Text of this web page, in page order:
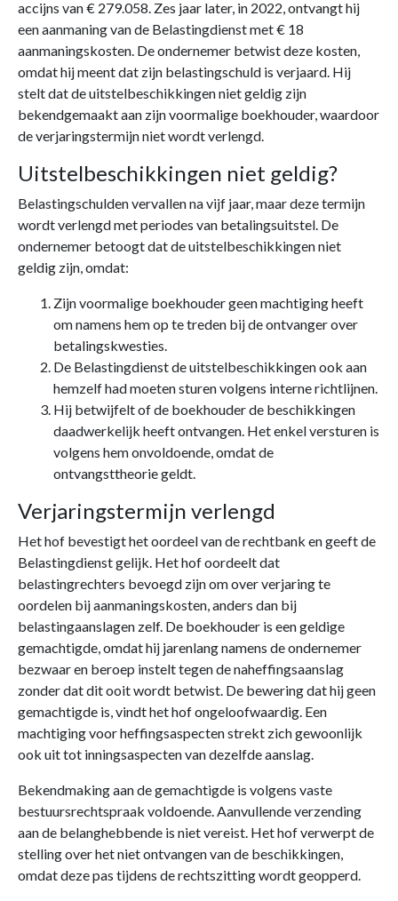
accijns van € 279.058. Zes jaar later, in 2022, ontvangt hij
een aanmaning van de Belastingdienst met € 18
aanmaningskosten. De ondernemer betwist deze kosten,
omdat hij meent dat zijn belastingschuld is verjaard. Hij
stelt dat de uitstelbeschikkingen niet geldig zijn
bekendgemaakt aan zijn voormalige boekhouder, waardoor
de verjaringstermijn niet wordt verlengd.
Uitstelbeschikkingen niet geldig?
Belastingschulden vervallen na vijf jaar, maar deze termijn
wordt verlengd met periodes van betalingsuitstel. De
ondernemer betoogt dat de uitstelbeschikkingen niet
geldig zijn, omdat:
Zijn voormalige boekhouder geen machtiging heeft
om namens hem op te treden bij de ontvanger over
betalingskwesties.
De Belastingdienst de uitstelbeschikkingen ook aan
hemzelf had moeten sturen volgens interne richtlijnen.
Hij betwijfelt of de boekhouder de beschikkingen
daadwerkelijk heeft ontvangen. Het enkel versturen is
volgens hem onvoldoende, omdat de
ontvangsttheorie geldt.
Verjaringstermijn verlengd
Het hof bevestigt het oordeel van de rechtbank en geeft de
Belastingdienst gelijk. Het hof oordeelt dat
belastingrechters bevoegd zijn om over verjaring te
oordelen bij aanmaningskosten, anders dan bij
belastingaanslagen zelf. De boekhouder is een geldige
gemachtigde, omdat hij jarenlang namens de ondernemer
bezwaar en beroep instelt tegen de naheffingsaanslag
zonder dat dit ooit wordt betwist. De bewering dat hij geen
gemachtigde is, vindt het hof ongeloofwaardig. Een
machtiging voor heffingsaspecten strekt zich gewoonlijk
ook uit tot inningsaspecten van dezelfde aanslag.
Bekendmaking aan de gemachtigde is volgens vaste
bestuursrechtspraak voldoende. Aanvullende verzending
aan de belanghebbende is niet vereist. Het hof verwerpt de
stelling over het niet ontvangen van de beschikkingen,
omdat deze pas tijdens de rechtszitting wordt geopperd.